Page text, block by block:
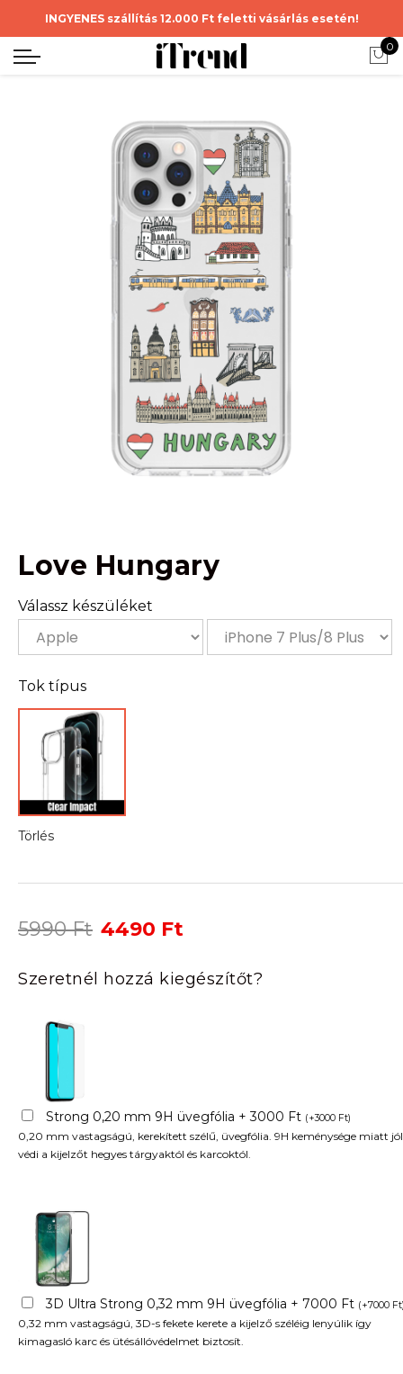
INGYENES szállítás 12.000 Ft feletti vásárlás esetén!
0
Love Hungary
Válassz készüléket
Tok típus
Törlés
5990Ft Original
was:
5990 Ft.
4490 Ft
is:
4490 Ft.
Szeretnél hozzá kiegészítőt?
Strong 0,20 mm 9H üvegfólia + 3000 Ft (+3000 Ft)
0,20 mm vastagságú, kerekített szélű, üvegfólia. 9H keménysége miatt jól
védi a kijelzőt hegyes tárgyaktól és karcoktól.
3D Ultra Strong 0,32 mm 9H üvegfólia + 7000 Ft (+7000 Ft
0,32 mm vastagságú, 3D-s fekete kerete a kijelző széléig lenyúlik így
kimagasló karc és ütésállóvédelmet biztosít.